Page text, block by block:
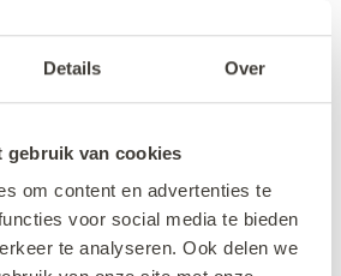
Details Over
gebruik van cookies
om content en advertenties te
voor social media te bieden
te analyseren. Ook delen we
August 2026
6 7 8
9